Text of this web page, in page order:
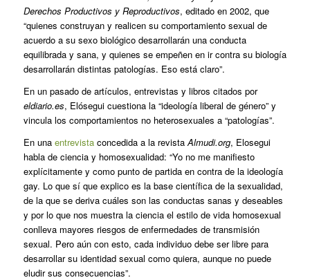
Derechos Productivos y Reproductivos, editado en 2002, que
“quienes construyan y realicen su comportamiento sexual de
acuerdo a su sexo biológico desarrollarán una conducta
equilibrada y sana, y quienes se empeñen en ir contra su biología
desarrollarán distintas patologías. Eso está claro”.
En un pasado de artículos, entrevistas y libros citados por
eldiario.es, Elósegui cuestiona la “ideología liberal de género” y
vincula los comportamientos no heterosexuales a “patologías”.
En una entrevistaconcedida a la revista Almudi.org, Elosegui
habla de ciencia y homosexualidad: “Yo no me manifiesto
explícitamente y como punto de partida en contra de la ideología
gay. Lo que sí que explico es la base científica de la sexualidad,
de la que se deriva cuáles son las conductas sanas y deseables
y por lo que nos muestra la ciencia el estilo de vida homosexual
conlleva mayores riesgos de enfermedades de transmisión
sexual. Pero aún con esto, cada individuo debe ser libre para
desarrollar su identidad sexual como quiera, aunque no puede
eludir sus consecuencias”.